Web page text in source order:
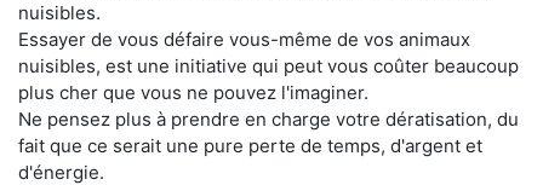
nuisibles.
Essayer de vous défaire vous-même de vos animaux
nuisibles, est une initiative qui peut vous coûter beaucoup
plus cher que vous ne pouvez l'imaginer.
Ne pensez plus à prendre en charge votre dératisation, du
fait que ce serait une pure perte de temps, d'argent et
d'énergie.